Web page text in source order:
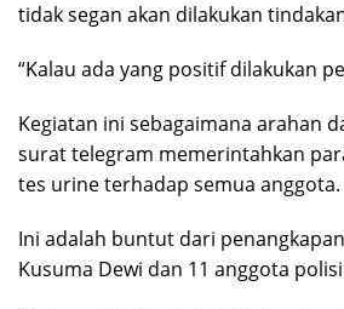
tidak segan akan dilakukan
“Kalau ada yang positif dilakukan
Kegiatan ini sebagaimana arahan
surat telegram memerintahkan
tes urine terhadap semua anggota.
Ini adalah buntut dari
Kusuma Dewi dan 11 anggota